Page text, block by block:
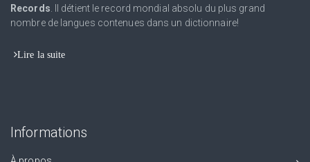
Records . Il détient le record mondial absolu du plus grand
nombre de langues contenues dans un dictionnaire!
Lire la suite
Informations